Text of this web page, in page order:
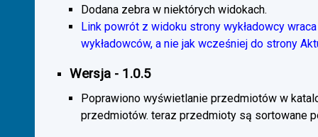
Dodana zebra w niektórych widokach.
Link powrót z widoku strony wykładowcy
wykładowców, a nie jak wcześniej do strony
Wersja - 1.0.5
Poprawiono wyświetlanie przedmiotów w
przedmiotów. teraz przedmioty są sortowane